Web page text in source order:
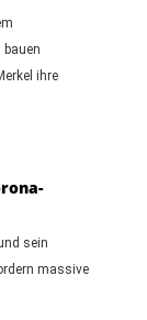
ihre
sein
massive